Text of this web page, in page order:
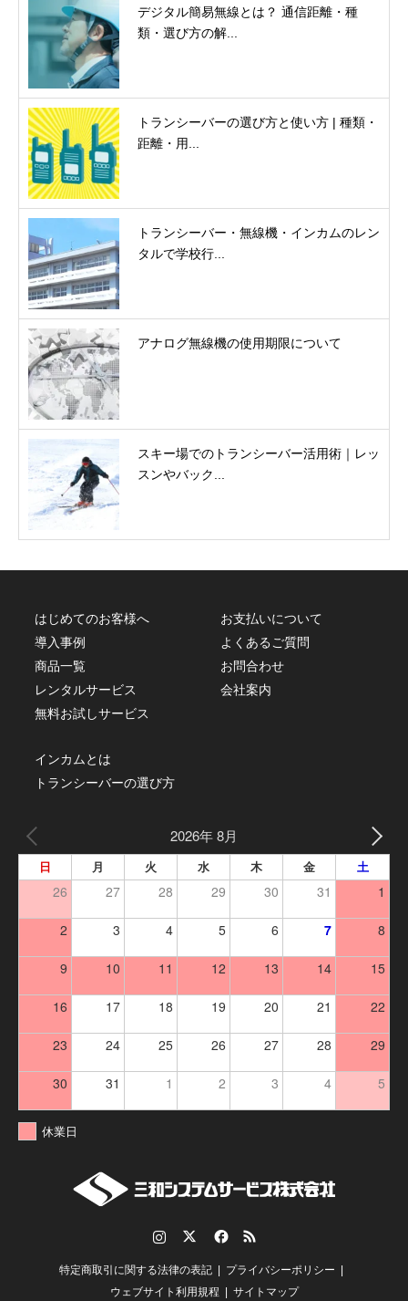
デジタル簡易無線とは？ 通信距離・種
類・選び方の解...
トランシーバーの選び方と使い方 | 種類・
距離・用...
トランシーバー・無線機・インカムのレン
タルで学校行...
アナログ無線機の使用期限について
スキー場でのトランシーバー活用術｜レッ
スンやバック...
はじめてのお客様へ
導入事例
商品一覧
レンタルサービス
無料お試しサービス
お支払いについて
よくあるご質問
お問合わせ
会社案内
インカムとは
トランシーバーの選び方
2026年 8月
日 月 火 水 木 金 土
26 27 28 29 30 31 1
2 3 4 5 6 7 8
9 10 11 12 13 14 15
16 17 18 19 20 21 22
23 24 25 26 27 28 29
30 31 1 2 3 4 5
休業日
RSS
特定商取引に関する法律の表記
プライバシーポリシー
ウェブサイト利用規程
サイトマップ